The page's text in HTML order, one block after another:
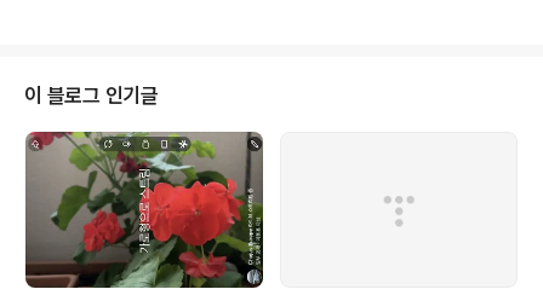
경우도 있다. 그러다보니 자연스럽게 병따개가 필요 없는
캔맥주에 손이 더 쉽게 간다. 창피하게도 아직 숟가락으로
도 맥주병 마개를 따지 못한다. ▲ 빵으로 맥주병 따는 사
람 http://ya.lt/ivairenybes/174-keli-novatorirki-b
ydai-kaip-atidaryti.html 어젯 밤 딸아..
이 블로그 인기글